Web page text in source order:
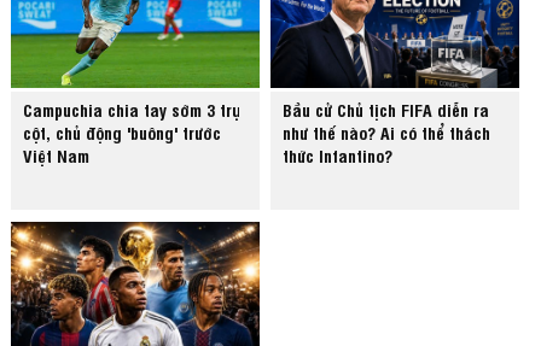
Campuchia chia tay sớm 3 trụ
cột, chủ động 'buông' trước
Việt Nam
Bầu cử Chủ tịch FIFA diễn ra
như thế nào? Ai có thể thách
thức Infantino?